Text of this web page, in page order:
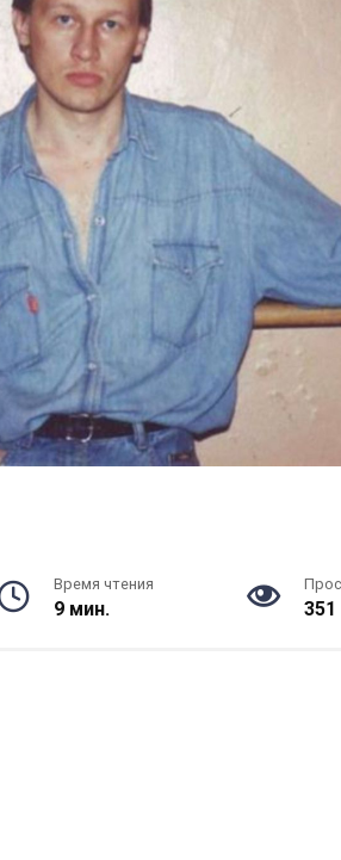
Время чтения
9 мин. 351